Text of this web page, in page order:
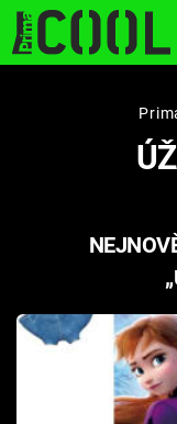
STARHOUSE
PLNEJ
Filmy